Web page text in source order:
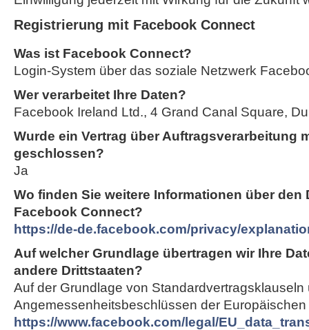
Registrierung mit Facebook Connect
Was ist Facebook Connect?
Login-System über das soziale Netzwerk
Wer verarbeitet Ihre Daten?
Facebook Ireland Ltd., 4 Grand Canal Square,
Wurde ein Vertrag über Auftragsverarbeitung
geschlossen?
Ja
Wo finden Sie weitere Informationen über den
Facebook Connect?
https://de-de.facebook.com/privacy/
Auf welcher Grundlage übertragen wir Ihre
andere Drittstaaten?
Auf der Grundlage von Standardvertragsklauseln
Angemessenheitsbeschlüssen der
https://www.facebook.com/legal/